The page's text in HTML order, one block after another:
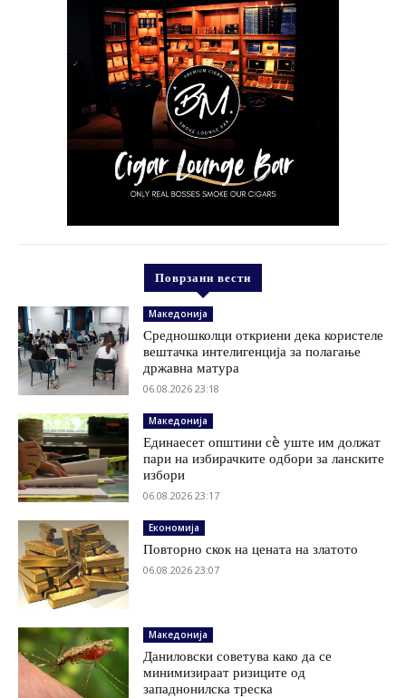
Поврзани вести
Македонија
Средношколци откриени дека користеле
вештачка интелигенција за полагање
државна матура
06.08.2026 23:18
Македонија
Единаесет општини сè уште им должат
пари на избирачките одбори за ланските
избори
06.08.2026 23:17
Економија
Повторно скок на цената на златото
06.08.2026 23:07
Македонија
Даниловски советува како да се
минимизираат ризиците од
западнонилска треска